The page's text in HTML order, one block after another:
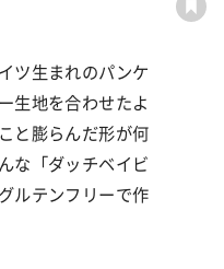
ツ生まれのパンケ
生地を合わせたよ
と膨らんだ形が何
な「ダッチベイビ
ルテンフリーで作